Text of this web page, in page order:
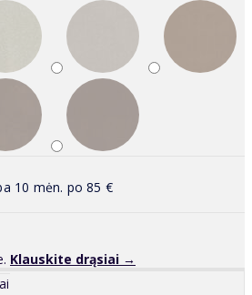
10 mėn. po 85 €
Klauskite drąsiai →